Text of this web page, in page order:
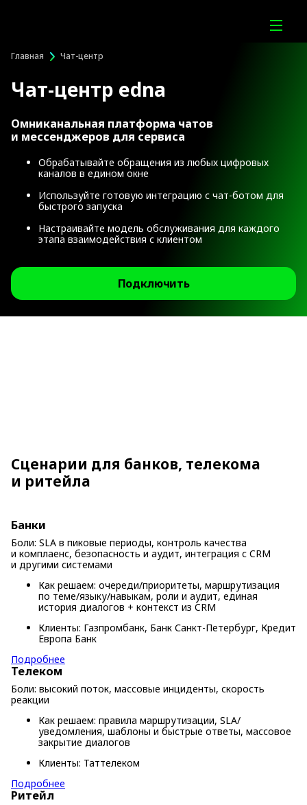
Главная Чат-центр
Чат-центр edna
Омниканальная платформа чатов
и мессенджеров для сервиса
Обрабатывайте обращения из любых цифровых
каналов в едином окне
Используйте готовую интеграцию с чат-ботом для
быстрого запуска
Настраивайте модель обслуживания для каждого
этапа взаимодействия с клиентом
Подключить
Сценарии для банков, телекома
и ритейла
Банки
Боли: SLA в пиковые периоды, контроль качества
и комплаенс, безопасность и аудит, интеграция с CRM
и другими системами
Как решаем: очереди/приоритеты, маршрутизация
по теме/языку/навыкам, роли и аудит, единая
история диалогов + контекст из CRM
Клиенты: Газпромбанк, Банк Санкт-Петербург, Кредит
Европа Банк
Подробнее
Телеком
Боли: высокий поток, массовые инциденты, скорость
реакции
Как решаем: правила маршрутизации, SLA/
уведомления, шаблоны и быстрые ответы, массовое
закрытие диалогов
Клиенты: Таттелеком
Подробнее
Ритейл